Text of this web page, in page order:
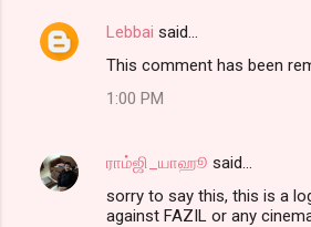
Lebbai said…
This comment has been
1:00 PM
ராம்ஜி_யாஹூ said…
sorry to say this, this is a
against FAZIL or any